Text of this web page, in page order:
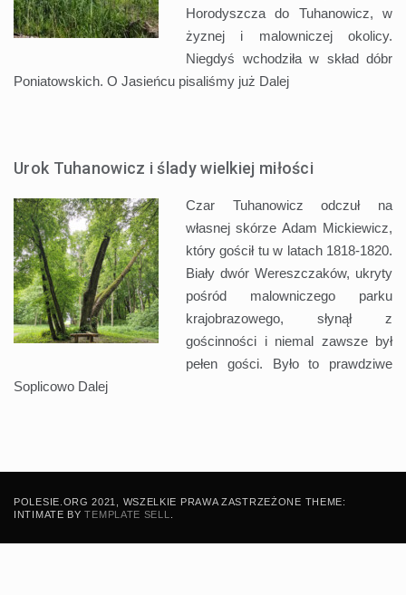
Horodyszcza do Tuhanowicz, w
żyznej i malowniczej okolicy.
Niegdyś wchodziła w skład dóbr
Poniatowskich. O Jasieńcu pisaliśmy już Dalej
Urok Tuhanowicz i ślady wielkiej miłości
Czar Tuhanowicz odczuł na
własnej skórze Adam Mickiewicz,
który gościł tu w latach 1818-1820.
Biały dwór Wereszczaków, ukryty
pośród malowniczego parku
krajobrazowego, słynął z
gościnności i niemal zawsze był
pełen gości. Było to prawdziwe
Soplicowo Dalej
POLESIE.ORG 2021, WSZELKIE PRAWA ZASTRZEŻONE THEME:
INTIMATE BYTEMPLATE SELL